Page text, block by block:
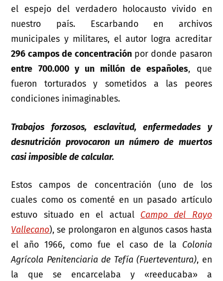
el espejo del verdadero holocausto vivido en
nuestro país. Escarbando en archivos
municipales y militares, el autor logra acreditar
296 campos de concentraciónpor donde pasaron
entre 700.000 y un millón de españoles, que
fueron torturados y sometidos a las peores
condiciones inimaginables.
Trabajos forzosos, esclavitud, enfermedades y
desnutrición provocaron un número de muertos
casi imposible de calcular.
Estos campos de concentración (uno de los
cuales como os comenté en un pasado artículo
estuvo situado en el actual Campo del Rayo
Vallecano), se prolongaron en algunos casos hasta
el año 1966, como fue el caso de la Colonia
Agrícola Penitenciaria de Tefía (Fuerteventura), en
la que se encarcelaba y «reeducaba» a